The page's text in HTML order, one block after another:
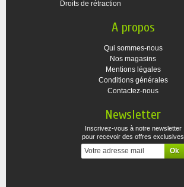
Droits de rétraction
A propos
Qui sommes-nous
Nos magasins
Mentions légales
Conditions générales
Contactez-nous
Newsletter
Inscrivez-vous à notre newsletter
pour recevoir des offres exclusives